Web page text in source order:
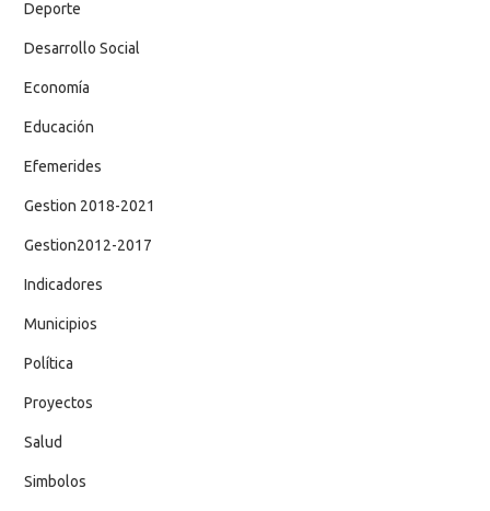
Deporte
Desarrollo Social
Economía
Educación
Efemerides
Gestion 2018-2021
Gestion2012-2017
Indicadores
Municipios
Política
Proyectos
Salud
Simbolos